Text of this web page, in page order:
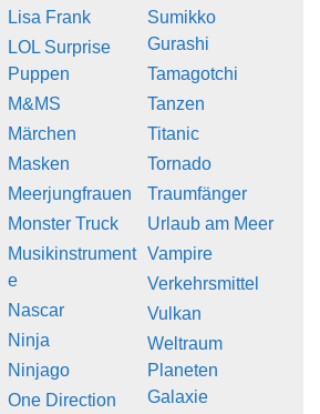
Lisa Frank
LOL Surprise
Puppen
M&MS
Märchen
Masken
Meerjungfrauen
Monster Truck
Musikinstrument
e
Nascar
Ninja
Ninjago
One Direction
Sumikko
Gurashi
Tamagotchi
Tanzen
Titanic
Tornado
Traumfänger
Urlaub am Meer
Vampire
Verkehrsmittel
Vulkan
Weltraum
Planeten
Galaxie